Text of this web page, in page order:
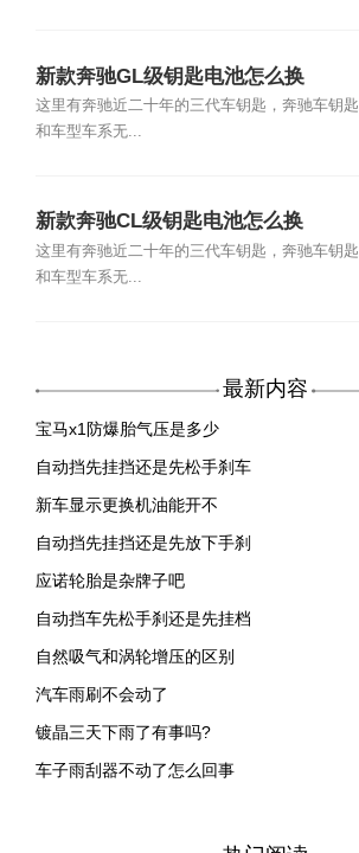
新款奔驰GL级钥匙电池怎么换
这里有奔驰近二十年的三代车钥匙，奔驰车钥匙
和车型车系无...
新款奔驰CL级钥匙电池怎么换
这里有奔驰近二十年的三代车钥匙，奔驰车钥匙
和车型车系无...
最新内容
宝马x1防爆胎气压是多少
自动挡先挂挡还是先松手刹车
新车显示更换机油能开不
自动挡先挂挡还是先放下手刹
应诺轮胎是杂牌子吧
自动挡车先松手刹还是先挂档
自然吸气和涡轮增压的区别
汽车雨刷不会动了
镀晶三天下雨了有事吗?
车子雨刮器不动了怎么回事